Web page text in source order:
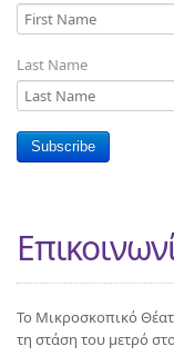
Last Name
Subscribe
Το Μικροσκοπικό
τη στάση του μετρό